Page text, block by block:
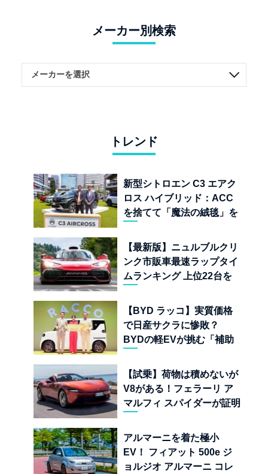
メーカー別検索
トレンド
新型シトロエン C3 エアク
ロス ハイブリッド：ACC
を捨てて「魔法の絨毯」を
児
【最新版】ニュルブルクリ
ンク市販車最速ラップタイ
ムランキング 上位22台を
【BYD ラッコ】実質価格
で日産サクラに惨敗？
BYDの軽EVが挑む「補助
界
【試乗】荷物は積めないが
V8がある！フェラーリ ア
マルフィ スパイダーが証明
ーの至福
アルマーニを着た極小
EV！ フィアット 500e ジ
ョルジオ アルマーニ コレ